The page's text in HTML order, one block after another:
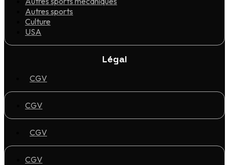
Autres sports
Culture
USA
Légal
CGV
CGV
CGV
CGV